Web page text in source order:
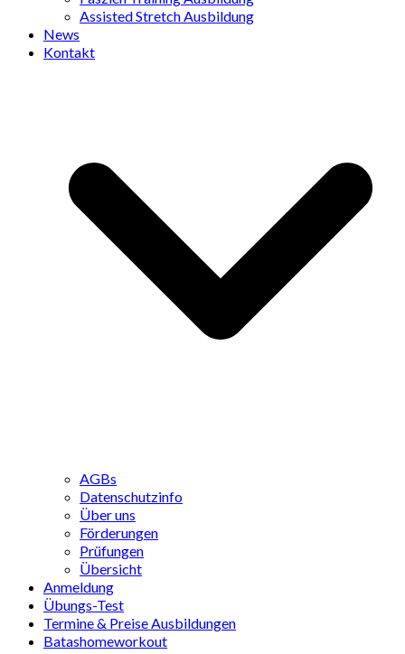
Assisted Stretch Ausbildung
News
Kontakt
AGBs
Datenschutzinfo
Über uns
Förderungen
Prüfungen
Übersicht
Anmeldung
Übungs-Test
Termine & Preise Ausbildungen
Batashomeworkout